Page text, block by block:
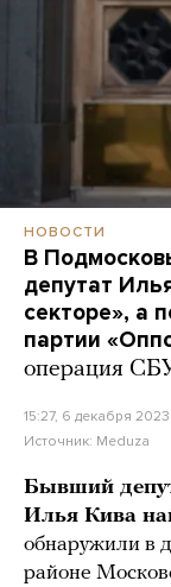
НОВОСТИ
В
депутат
секторе», а
партии
операция
15:27, 6 декабря 2023
Источник: Meduza
Бывший
Илья Кива
обнаружили в
районе